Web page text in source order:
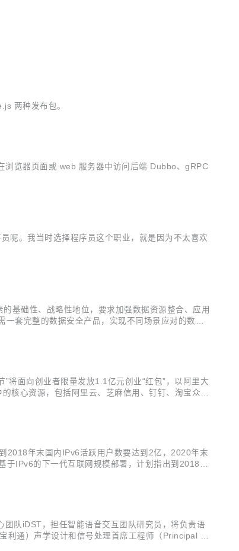
两种发布包。
览器页面或 web 服务器中访问后端 Dubbo、gRPC
呢。我当时选择程序员这个职业，就是因为不太喜欢
基础性、战略性地位，要求加强数据资源整合、应用
套完整的数据安全产品，实现不同场景应对的数据
将面向创业者限量发放1.1亿元创业“红包”，以阿里大
核心资源，包括阿里云、芝麻信用、钉钉、淘宝众筹
2018年末国内IPv6活跃用户数要达到2亿，2020年末
于IPv6的下一代互联网规模部署，计划指出到2018年
队iDST，担任智能语音交互团队研究员，将负责语
通）声学设计和信号处理首席工程师（Principal E